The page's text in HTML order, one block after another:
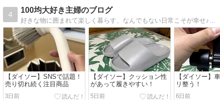
4
100均大好き主婦のブログ
好きな物に囲まれて楽しく暮らす、なんでもない日常こそが幸せ♪昨年、初孫が誕生しました！ babaなっても100均生活を楽しんでいます♪
【ダイソー】SNSで話題！
売り切れ続く注目商品
3日前
【ダイソー】クッション性
があって履きやすい！
5日前
【ダイソー】
リ整う！
6日前